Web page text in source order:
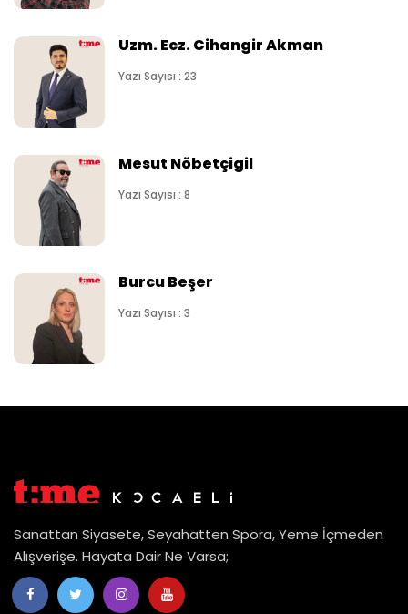
Uzm. Ecz. Cihangir Akman
Yazı Sayısı : 23
Mesut Nöbetçigil
Yazı Sayısı : 8
Burcu Beşer
Yazı Sayısı : 3
Sanattan Siyasete, Seyahatten Spora, Yeme İçmeden
Alışverişe. Hayata Dair Ne Varsa;